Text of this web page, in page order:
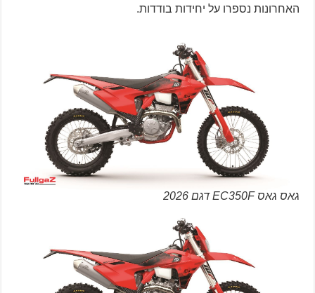
האחרונות נספרו על יחידות בודדות.
גאס גאס EC350F דגם 2026